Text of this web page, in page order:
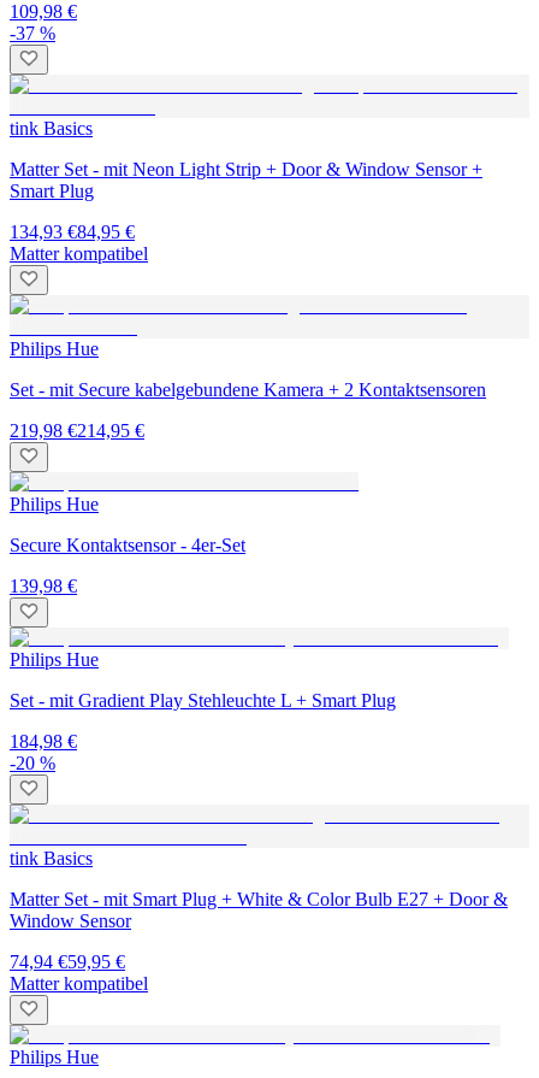
109,98 €
-37 %
tink Basics
Matter Set - mit Neon Light Strip + Door & Window Sensor +
Smart Plug
134,93 €84,95 €
Matter kompatibel
Philips Hue
Set - mit Secure kabelgebundene Kamera + 2 Kontaktsensoren
219,98 €214,95 €
Philips Hue
Secure Kontaktsensor - 4er-Set
139,98 €
Philips Hue
Set - mit Gradient Play Stehleuchte L + Smart Plug
184,98 €
-20 %
tink Basics
Matter Set - mit Smart Plug + White & Color Bulb E27 + Door &
Window Sensor
74,94 €59,95 €
Matter kompatibel
Philips Hue